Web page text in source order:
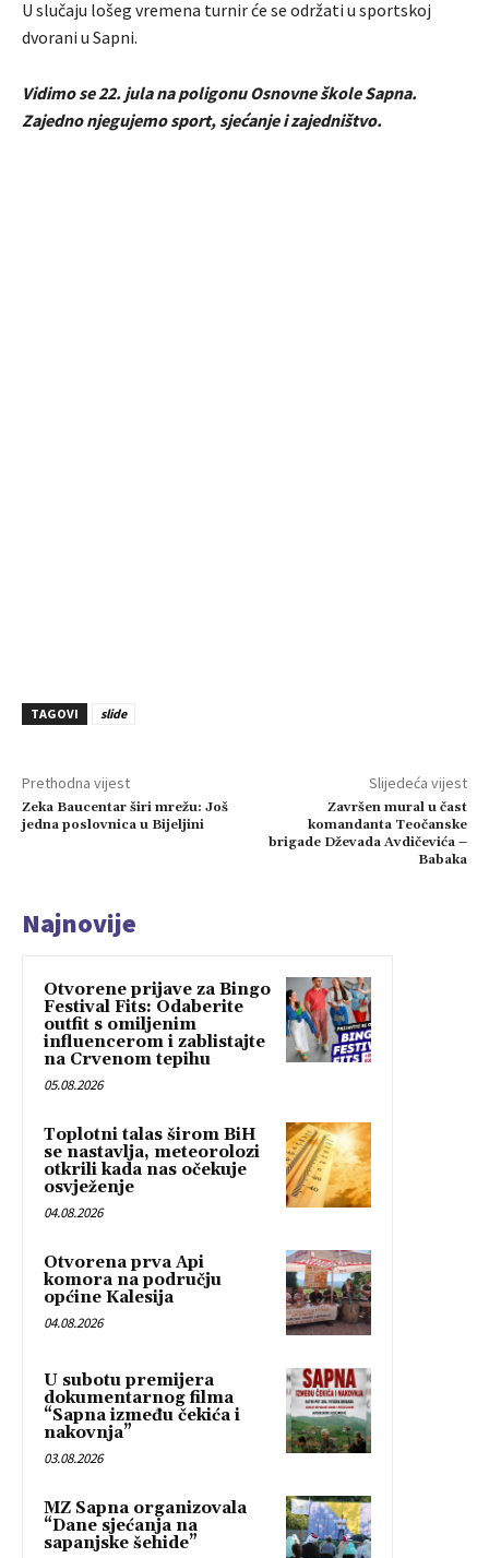
U slučaju lošeg vremena turnir će se održati u sportskoj
dvorani u Sapni.
Vidimo se 22. jula na poligonu Osnovne škole Sapna.
Zajedno njegujemo sport, sjećanje i zajedništvo.
TAGOVI slide
Prethodna vijest
Zeka Baucentar širi mrežu: Još
jedna poslovnica u Bijeljini
Slijedeća vijest
Završen mural u čast
komandanta Teočanske
brigade Dževada Avdičevića –
Babaka
Najnovije
Otvorene prijave za Bingo
Festival Fits: Odaberite
outfit s omiljenim
influencerom i zablistajte
na Crvenom tepihu
05.08.2026
Toplotni talas širom BiH
se nastavlja, meteorolozi
otkrili kada nas očekuje
osvježenje
04.08.2026
Otvorena prva Api
komora na području
općine Kalesija
04.08.2026
U subotu premijera
dokumentarnog filma
“Sapna između čekića i
nakovnja”
03.08.2026
MZ Sapna organizovala
“Dane sjećanja na
sapanjske šehide”